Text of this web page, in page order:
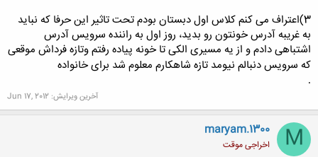
3)اعتراف می کنم کلاس اول دبستان بودم تحت تاثیر این حرفا که نباید
به غریبه آدرس خونتون رو بدید، روز اول به راننده سرویس آدرس
اشتباهی دادم و از یه مسیری الکی تا خونه پیاده رفتم وتازه فرداش موقعی
که سرویس دنبالم نیومد تازه شاهکارم معلوم شد برای خانواده
.
آخرین ویرایش: Jun 17, 2012
M
maryam.1300
اخراجی موقت